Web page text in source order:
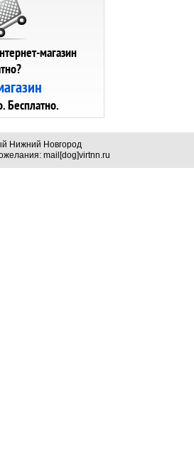
магазин
Бесплатно.
Нижний Новгород
mail[dog]virtnn.ru